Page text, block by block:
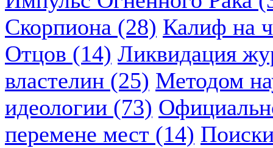
Скорпиона (28) Калиф на
Отцов (14) Ликвидация
властелин (25) Методом
идеологии (73)
перемене мест (14)